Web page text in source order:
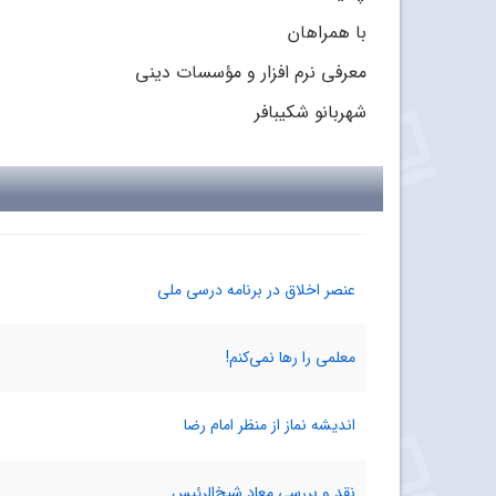
با همراهان
معرفی نرم افزار‌ و مؤسسات دینی
شهربانو شکیبافر
عنصر اخلاق در برنامه درسی ملی
معلمی را رها نمی‌کنم!
اندیشه نماز از منظر امام رضا